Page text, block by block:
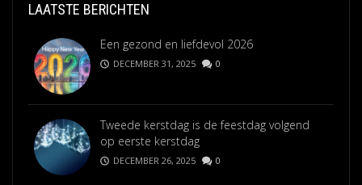
LAATSTE BERICHTEN
Een gezond en liefdevol 2026
DECEMBER 31, 2025 0
Tweede kerstdag is de feestdag volgend
op eerste kerstdag
DECEMBER 26, 2025 0